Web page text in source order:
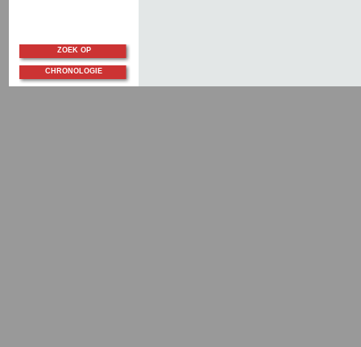
ZOEK OP
CHRONOLOGIE